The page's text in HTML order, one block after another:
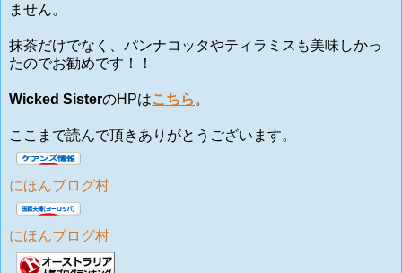
ません。
抹茶だけでなく、パンナコッタやティラミスも美味しかっ
たのでお勧めです！！
Wicked SisterのHPはこちら 。
ここまで読んで頂きありがとうございます。
にほんブログ村
にほんブログ村